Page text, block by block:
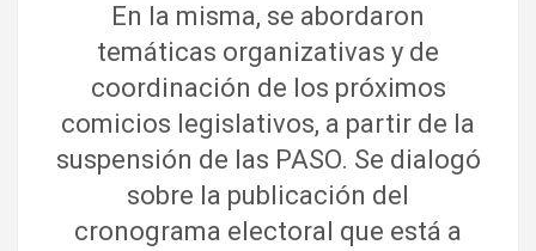
En la misma, se abordaron
temáticas organizativas y de
coordinación de los próximos
comicios legislativos, a partir de la
suspensión de las PASO. Se dialogó
sobre la publicación del
cronograma electoral que está a